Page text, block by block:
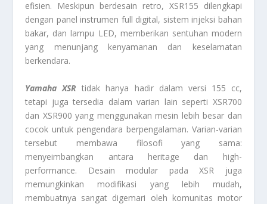
efisien. Meskipun berdesain retro, XSR155 dilengkapi
dengan panel instrumen full digital, sistem injeksi bahan
bakar, dan lampu LED, memberikan sentuhan modern
yang menunjang kenyamanan dan keselamatan
berkendara.
Yamaha XSR tidak hanya hadir dalam versi 155 cc,
tetapi juga tersedia dalam varian lain seperti XSR700
dan XSR900 yang menggunakan mesin lebih besar dan
cocok untuk pengendara berpengalaman. Varian-varian
tersebut membawa filosofi yang sama:
menyeimbangkan antara heritage dan high-
performance. Desain modular pada XSR juga
memungkinkan modifikasi yang lebih mudah,
membuatnya sangat digemari oleh komunitas motor